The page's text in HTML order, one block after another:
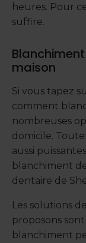
heures. Pour
suffire.
maison
Si vous tapez
comment
nombreuses
domicile.
aussi
blanchiment
dentaire de
Les solutions
proposons
blanchiment